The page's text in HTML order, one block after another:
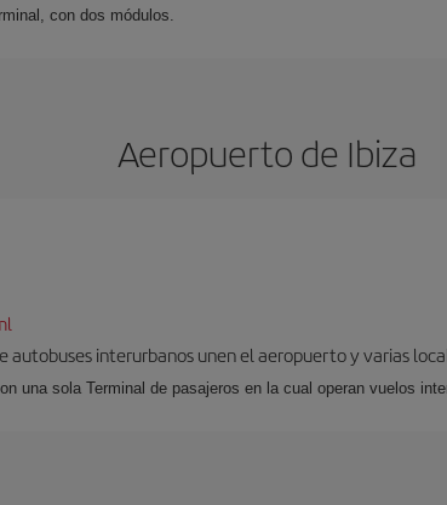
con dos módulos.
Aeropuerto de Ibiza
autobuses interurbanos unen el aeropuerto y varias
una sola Terminal de pasajeros en la cual operan vuelos